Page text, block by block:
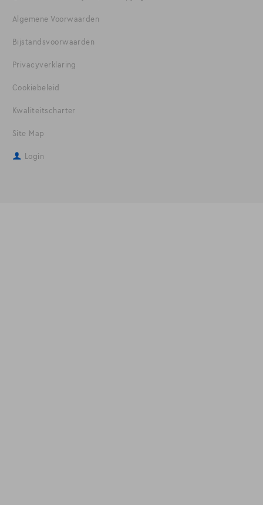
Algemene Voorwaarden
Bijstandsvoorwaarden
Privacyverklaring
Cookiebeleid
Kwaliteitscharter
Site Map
Login